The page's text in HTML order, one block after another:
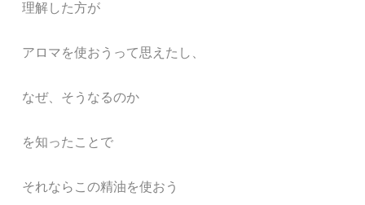
理解した方が
アロマを使おうって思えたし、
なぜ、そうなるのか
を知ったことで
それならこの精油を使おう